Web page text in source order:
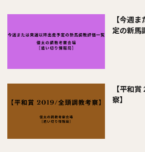
【今週
定の新馬
【平和
察】